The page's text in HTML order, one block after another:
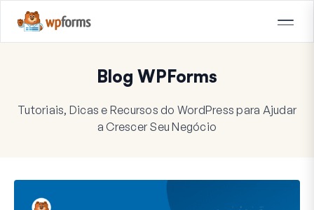
Blog WPForms
Tutoriais, Dicas e Recursos do WordPress para Ajudar
a Crescer Seu Negócio